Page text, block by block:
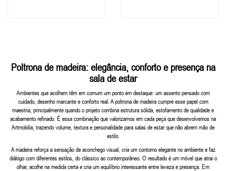
Poltrona de madeira: elegância, conforto e presença na
sala de estar
Ambientes que acolhem têm em comum um ponto em destaque: um assento pensado com
cuidado, desenho marcante e conforto real. A poltrona de madeira cumpre esse papel com
maestria, principalmente quando o projeto combina estrutura sólida, estofamento de qualidade e
acabamento refinado. É essa combinação que valorizamos em cada peça que desenvolvemos na
Artmobilia, trazendo volume, textura e personalidade para salas de estar que não abrem mão de
estilo.
A madeira reforça a sensação de aconchego visual, cria um contorno elegante no ambiente e faz
diálogo com diferentes estilos, do clássico ao contemporâneo. O resultado é um móvel que atrai o
olhar, acolhe na medida certa e cria um equilíbrio interessante entre leveza e presença. Em